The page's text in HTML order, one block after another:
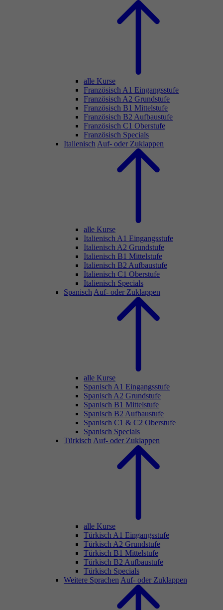
alle Kurse
Französisch A1 Eingangsstufe
Französisch A2 Grundstufe
Französisch B1 Mittelstufe
Französisch B2 Aufbaustufe
Französisch C1 Oberstufe
Französisch Specials
Italienisch Auf- oder Zuklappen
alle Kurse
Italienisch A1 Eingangsstufe
Italienisch A2 Grundstufe
Italienisch B1 Mittelstufe
Italienisch B2 Aufbaustufe
Italienisch C1 Oberstufe
Italienisch Specials
Spanisch Auf- oder Zuklappen
alle Kurse
Spanisch A1 Eingangsstufe
Spanisch A2 Grundstufe
Spanisch B1 Mittelstufe
Spanisch B2 Aufbaustufe
Spanisch C1 & C2 Oberstufe
Spanisch Specials
Türkisch Auf- oder Zuklappen
alle Kurse
Türkisch A1 Eingangsstufe
Türkisch A2 Grundstufe
Türkisch B1 Mittelstufe
Türkisch B2 Aufbaustufe
Türkisch Specials
Weitere Sprachen Auf- oder Zuklappen